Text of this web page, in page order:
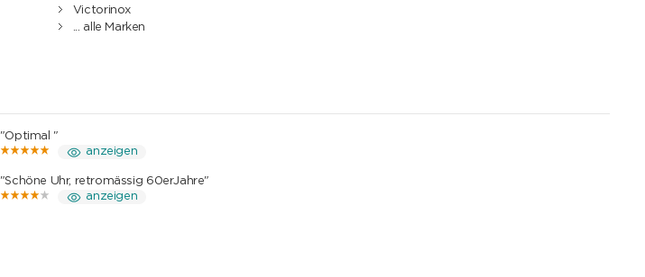
Victorinox
... alle Marken
"Optimal "
anzeigen
"Schöne Uhr, retromässig 60erJahre"
anzeigen